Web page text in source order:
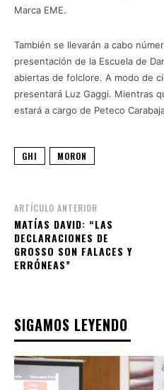
Marca EME.
También se llevarán a cabo
presentación de la Escuela de
abiertas de folclore. A modo de
presentará Luz Gaggi. Mientras
estará a cargo de Peteco
GHI MORON
ARTÍCULO ANTERIOR
MATÍAS DAVID: “LAS
DECLARACIONES DE
GROSSO SON FALACES Y
ERRÓNEAS”
SIGAMOS LEYENDO